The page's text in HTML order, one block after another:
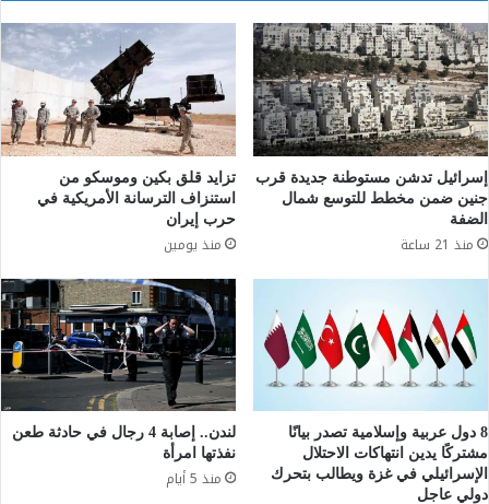
إسرائيل تدشن مستوطنة جديدة قرب
جنين ضمن مخطط للتوسع شمال
الضفة
منذ 21 ساعة
تزايد قلق بكين وموسكو من
استنزاف الترسانة الأمريكية في
حرب إيران
منذ يومين
8 دول عربية وإسلامية تصدر بيانًا
مشتركًا يدين انتهاكات الاحتلال
الإسرائيلي في غزة ويطالب بتحرك
دولي عاجل
لندن.. إصابة 4 رجال في حادثة طعن
نفذتها امرأة
منذ 5 أيام